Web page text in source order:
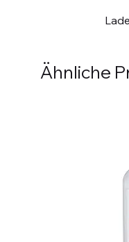
Ähnliche